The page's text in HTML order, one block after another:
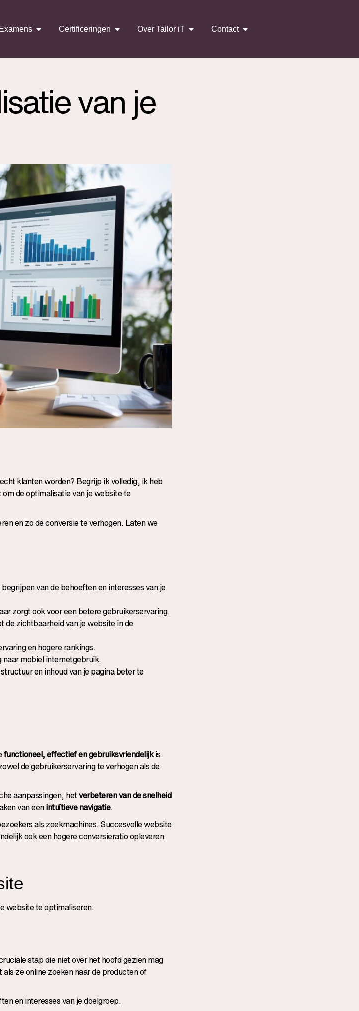
Examens Certificeringen Over Tailor iT Contact
van je
klanten worden? Begrijp ik volledig, ik heb
de optimalisatie van je website te
en zo de conversie te verhogen. Laten we
van de behoeften en interesses van je
zorgt ook voor een betere gebruikerservaring.
zichtbaarheid van je website in de
en hogere rankings.
naar mobiel internetgebruik.
en inhoud van je pagina beter te
functioneel, effectief en gebruiksvriendelijkis.
de gebruikerservaring te verhogen als de
aanpassingen, hetverbeteren van de snelheid
van eenintuïtieve navigatie.
als zoekmachines. Succesvolle website
ook een hogere conversieratio opleveren.
website te optimaliseren.
stap die niet over het hoofd gezien mag
ze online zoeken naar de producten of
en interesses van je doelgroep.